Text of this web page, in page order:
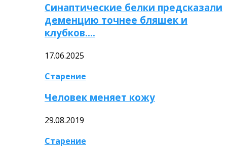
Синаптические белки предсказали
деменцию точнее бляшек и
клубков….
17.06.2025
Старение
Человек меняет кожу
29.08.2019
Старение